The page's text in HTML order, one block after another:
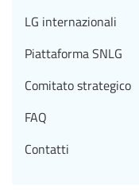
LG internazionali
Piattaforma SNLG
Comitato strategico
FAQ
Contatti